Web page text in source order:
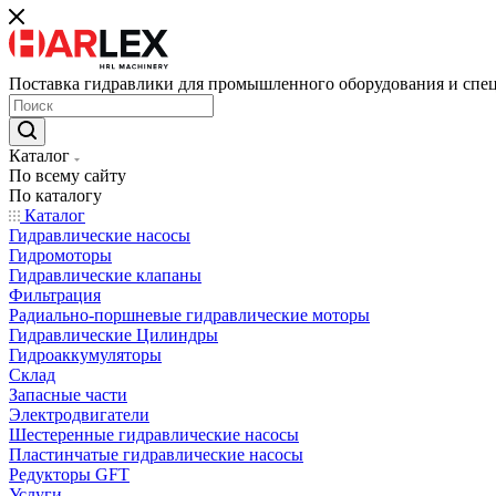
Поставка гидравлики для промышленного оборудования и
Каталог
По всему сайту
По каталогу
Каталог
Гидравлические насосы
Гидромоторы
Гидравлические клапаны
Фильтрация
Радиально-поршневые гидравлические моторы
Гидравлические Цилиндры
Гидроаккумуляторы
Склад
Запасные части
Электродвигатели
Шестеренные гидравлические насосы
Пластинчатые гидравлические насосы
Редукторы GFT